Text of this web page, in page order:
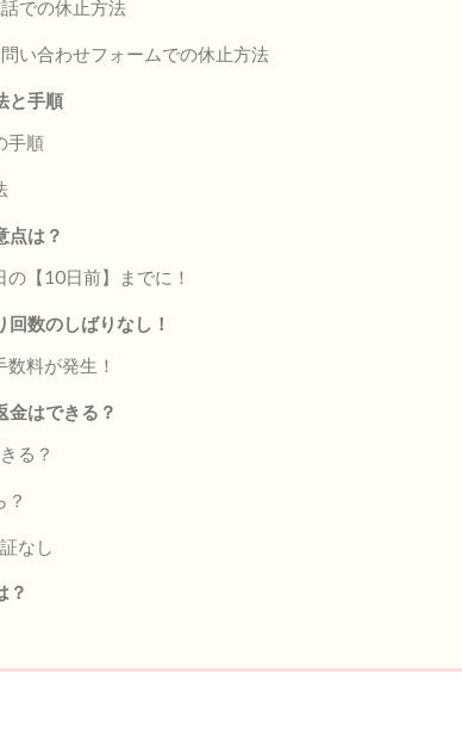
での休止方法
い合わせフォームでの休止方法
と手順
手順
点は？
【10日前】までに！
数のしばりなし！
料が発生！
はできる？
る？
？
なし
？